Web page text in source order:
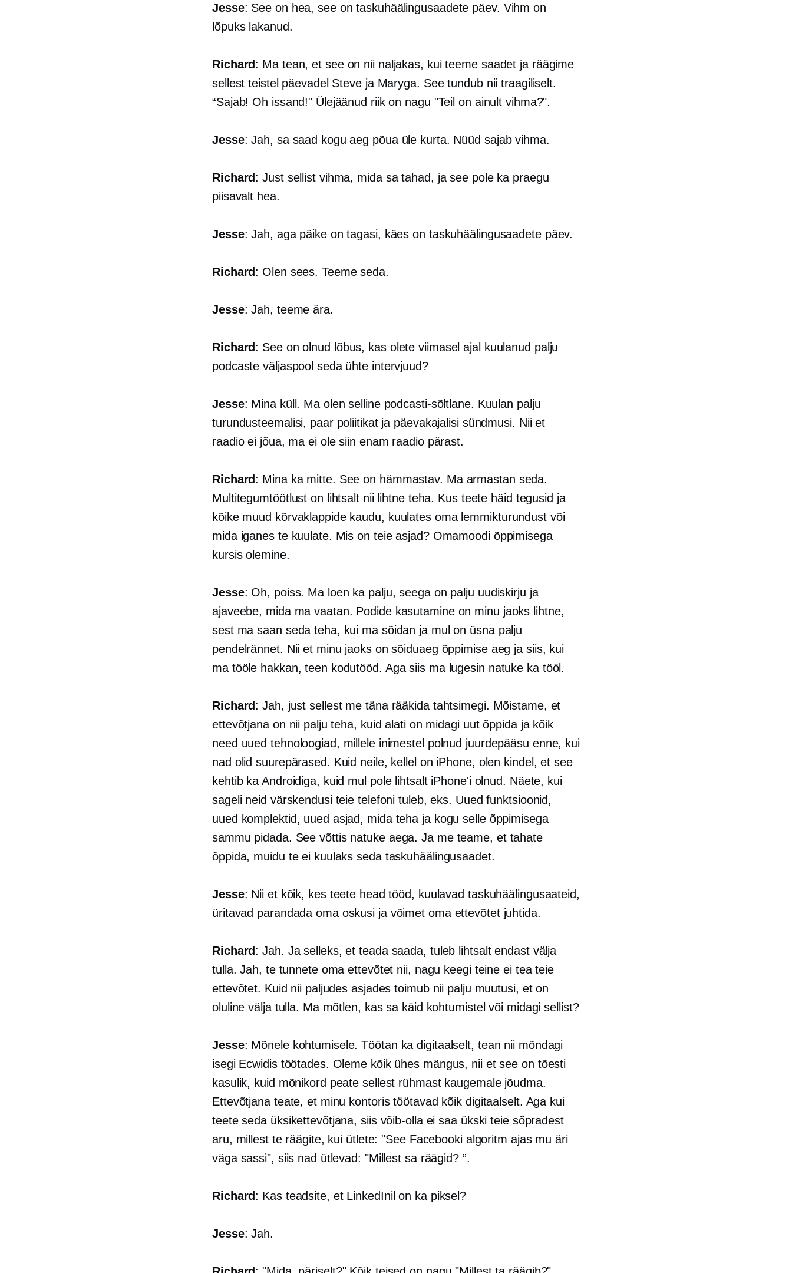
Jesse: See on hea, see on taskuhäälingusaadete päev. Vihm on
lõpuks lakanud.
Richard: Ma tean, et see on nii naljakas, kui teeme saadet ja räägime
sellest teistel päevadel Steve ja Maryga. See tundub nii traagiliselt.
“Sajab! Oh issand!" Ülejäänud riik on nagu "Teil on ainult vihma?".
Jesse: Jah, sa saad kogu aeg põua üle kurta. Nüüd sajab vihma.
Richard: Just sellist vihma, mida sa tahad, ja see pole ka praegu
piisavalt hea.
Jesse: Jah, aga päike on tagasi, käes on taskuhäälingusaadete päev.
Richard: Olen sees. Teeme seda.
Jesse: Jah, teeme ära.
Richard: See on olnud lõbus, kas olete viimasel ajal kuulanud palju
podcaste väljaspool seda ühte intervjuud?
Jesse: Mina küll. Ma olen selline podcasti-sõltlane. Kuulan palju
turundusteemalisi, paar poliitikat ja päevakajalisi sündmusi. Nii et
raadio ei jõua, ma ei ole siin enam raadio pärast.
Richard: Mina ka mitte. See on hämmastav. Ma armastan seda.
Multitegumtöötlust on lihtsalt nii lihtne teha. Kus teete häid tegusid ja
kõike muud kõrvaklappide kaudu, kuulates oma lemmikturundust või
mida iganes te kuulate. Mis on teie asjad? Omamoodi õppimisega
kursis olemine.
Jesse: Oh, poiss. Ma loen ka palju, seega on palju uudiskirju ja
ajaveebe, mida ma vaatan. Podide kasutamine on minu jaoks lihtne,
sest ma saan seda teha, kui ma sõidan ja mul on üsna palju
pendelrännet. Nii et minu jaoks on sõiduaeg õppimise aeg ja siis, kui
ma tööle hakkan, teen kodutööd. Aga siis ma lugesin natuke ka tööl.
Richard: Jah, just sellest me täna rääkida tahtsimegi. Mõistame, et
ettevõtjana on nii palju teha, kuid alati on midagi uut õppida ja kõik
need uued tehnoloogiad, millele inimestel polnud juurdepääsu enne, kui
nad olid suurepärased. Kuid neile, kellel on iPhone, olen kindel, et see
kehtib ka Androidiga, kuid mul pole lihtsalt iPhone'i olnud. Näete, kui
sageli neid värskendusi teie telefoni tuleb, eks. Uued funktsioonid,
uued komplektid, uued asjad, mida teha ja kogu selle õppimisega
sammu pidada. See võttis natuke aega. Ja me teame, et tahate
õppida, muidu te ei kuulaks seda taskuhäälingusaadet.
Jesse: Nii et kõik, kes teete head tööd, kuulavad taskuhäälingusaateid,
üritavad parandada oma oskusi ja võimet oma ettevõtet juhtida.
Richard: Jah. Ja selleks, et teada saada, tuleb lihtsalt endast välja
tulla. Jah, te tunnete oma ettevõtet nii, nagu keegi teine ​​ei tea teie
ettevõtet. Kuid nii paljudes asjades toimub nii palju muutusi, et on
oluline välja tulla. Ma mõtlen, kas sa käid kohtumistel või midagi sellist?
Jesse: Mõnele kohtumisele. Töötan ka digitaalselt, tean nii mõndagi
isegi Ecwidis töötades. Oleme kõik ühes mängus, nii et see on tõesti
kasulik, kuid mõnikord peate sellest rühmast kaugemale jõudma.
Ettevõtjana teate, et minu kontoris töötavad kõik digitaalselt. Aga kui
teete seda üksikettevõtjana, siis võib-olla ei saa ükski teie sõpradest
aru, millest te räägite, kui ütlete: "See Facebooki algoritm ajas mu äri
väga sassi", siis nad ütlevad: "Millest sa räägid? ”.
Richard: Kas teadsite, et LinkedInil on ka piksel?
Jesse: Jah.